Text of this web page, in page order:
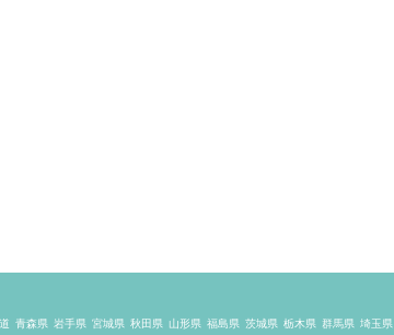
青森県 岩手県 宮城県 秋田県 山形県 福島県 茨城県 栃木県 群馬県 埼玉県